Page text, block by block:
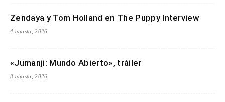
Zendaya y Tom Holland en The Puppy Interview
4 agosto, 2026
«Jumanji: Mundo Abierto», tráiler
3 agosto, 2026